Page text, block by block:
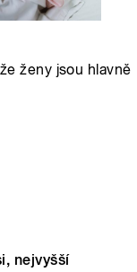
ženy jsou hlavně
nejvyšší